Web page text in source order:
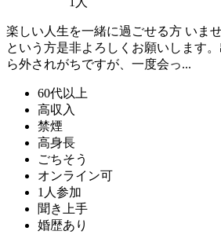
楽しい人生を一緒に過ごせる方 いま
という方是非よろしくお願いします
ら外されがちですが、一度会っ...
60代以上
高収入
禁煙
高身長
ごちそう
オンライン可
1人参加
聞き上手
婚歴あり